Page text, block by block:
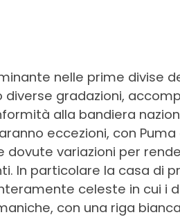
nelle prime divise
diverse gradazioni,
alla bandiera
eccezioni, con
dovute variazioni per
In particolare la casa di
celeste in cui i
con una riga